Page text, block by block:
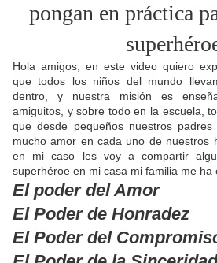
pongan en práctica
Hola amigos, en este video quiero
que todos los niños del mundo
dentro, y nuestra misión es
amiguitos, y sobre todo en la escuela,
que desde pequeños nuestros
mucho amor en cada uno de nuestros
en mi caso les voy a compartir
superhéroe en mi casa mi familia me ha
El poder del Amor
El Poder de Honradez
El Poder del